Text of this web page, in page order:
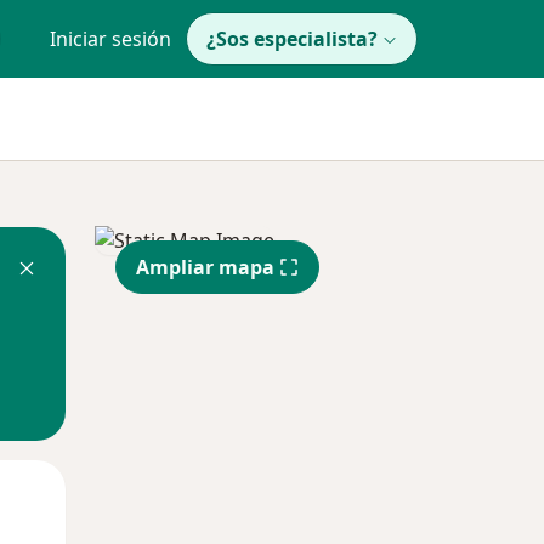
Iniciar sesión ¿Sos especialista?
Ampliar mapa